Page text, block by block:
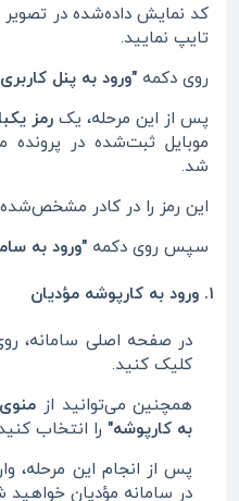
کد نمایش داده‌شده در تصویر
تایپ نمایید.
روی دکمه "ورود به پنل
پس از این مرحله، یکرمز
موبایل ثبت‌شده در پرونده
شد.
این رمز را در کادر مشخص‌شده
سپس روی دکمه "ورود به
۱. ورود به کارپوشه مؤدیان
در صفحه اصلی سامانه،
کلیک کنید.
همچنین می‌توانید از
به کارپوشه" را انتخاب
پس از انجام این مرحله،
در سامانه مؤدیان خواهید